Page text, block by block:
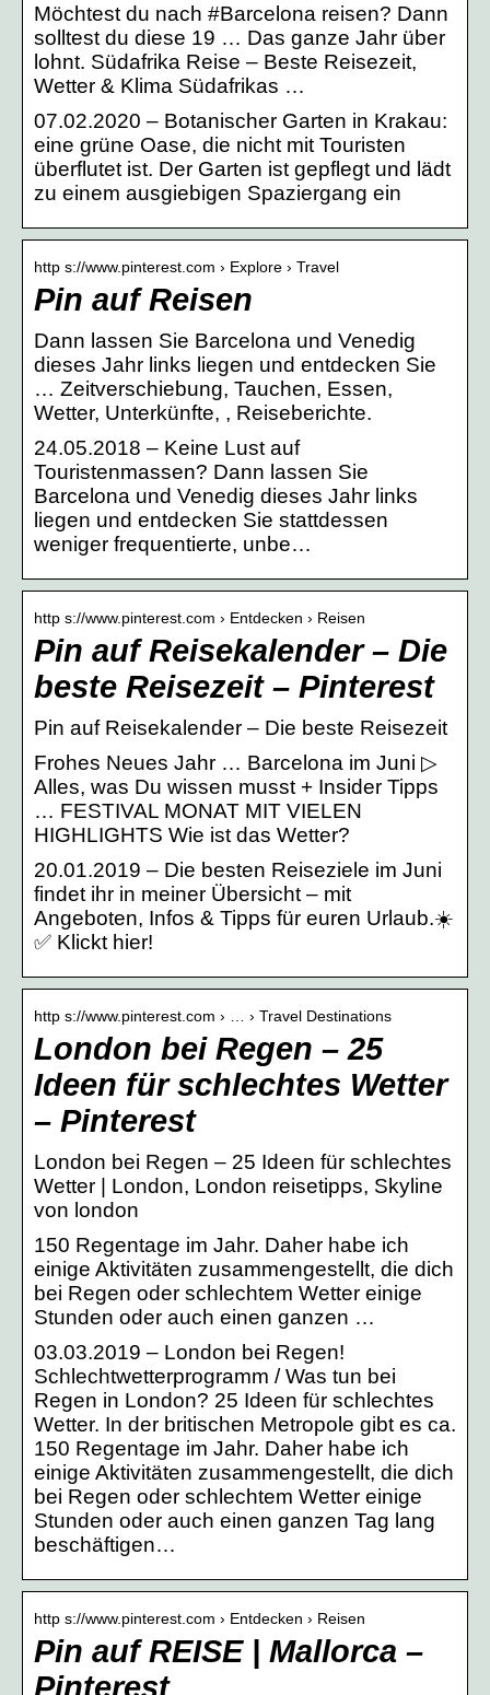
Möchtest du nach #Barcelona reisen? Dann
solltest du diese 19 … Das ganze Jahr über
lohnt. Südafrika Reise – Beste Reisezeit,
Wetter & Klima Südafrikas …
07.02.2020 – Botanischer Garten in Krakau:
eine grüne Oase, die nicht mit Touristen
überflutet ist. Der Garten ist gepflegt und lädt
zu einem ausgiebigen Spaziergang ein
http s://www.pinterest.com › Explore › Travel
Pin auf Reisen
Dann lassen Sie Barcelona und Venedig
dieses Jahr links liegen und entdecken Sie
… Zeitverschiebung, Tauchen, Essen,
Wetter, Unterkünfte, , Reiseberichte.
24.05.2018 – Keine Lust auf
Touristenmassen? Dann lassen Sie
Barcelona und Venedig dieses Jahr links
liegen und entdecken Sie stattdessen
weniger frequentierte, unbe…
http s://www.pinterest.com › Entdecken › Reisen
Pin auf Reisekalender – Die
beste Reisezeit – Pinterest
Pin auf Reisekalender – Die beste Reisezeit
Frohes Neues Jahr … Barcelona im Juni ▷
Alles, was Du wissen musst + Insider Tipps
… FESTIVAL MONAT MIT VIELEN
HIGHLIGHTS Wie ist das Wetter?
20.01.2019 – Die besten Reiseziele im Juni
findet ihr in meiner Übersicht – mit
Angeboten, Infos & Tipps für euren Urlaub.☀️
✅ Klickt hier!
http s://www.pinterest.com › … › Travel Destinations
London bei Regen – 25
Ideen für schlechtes Wetter
– Pinterest
London bei Regen – 25 Ideen für schlechtes
Wetter | London, London reisetipps, Skyline
von london
150 Regentage im Jahr. Daher habe ich
einige Aktivitäten zusammengestellt, die dich
bei Regen oder schlechtem Wetter einige
Stunden oder auch einen ganzen …
03.03.2019 – London bei Regen!
Schlechtwetterprogramm / Was tun bei
Regen in London? 25 Ideen für schlechtes
Wetter. In der britischen Metropole gibt es ca.
150 Regentage im Jahr. Daher habe ich
einige Aktivitäten zusammengestellt, die dich
bei Regen oder schlechtem Wetter einige
Stunden oder auch einen ganzen Tag lang
beschäftigen…
http s://www.pinterest.com › Entdecken › Reisen
Pin auf REISE | Mallorca –
Pinterest